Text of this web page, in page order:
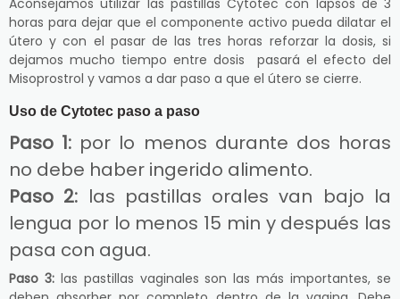
horas para dejar que el componente activo pueda dilatar el
útero y con el pasar de las tres horas reforzar la dosis, si
dejamos mucho tiempo entre dosis pasará el efecto del
Misoprostrol y vamos a dar paso a que el útero se cierre.
Uso de Cytotec paso a paso
Paso 1: por lo menos durante dos horas
no debe haber ingerido alimento.
Paso 2: las pastillas orales van bajo la
lengua por lo menos 15 min y después las
pasa con agua.
Paso 3:las pastillas vaginales son las más importantes, se